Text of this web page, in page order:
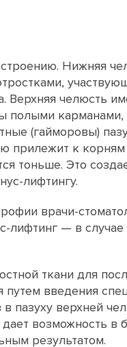
Нижняя
Верхняя челюсть
полыми
(гайморовы)
прилежит к корням
тоньше. Это
лифтингу.
врачи-
лифтинг — в случае
ткани для
путем введения
пазуху верхней
возможность в
результатом.